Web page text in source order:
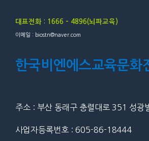
대표전화 : 1666 – 4896(뇌파교육)
이메일 : biostn@naver.com
한국비엔에스교육문화
주소 : 부산 동래구 충렬대로 351 성광
사업자등록번호 : 605-86-18444